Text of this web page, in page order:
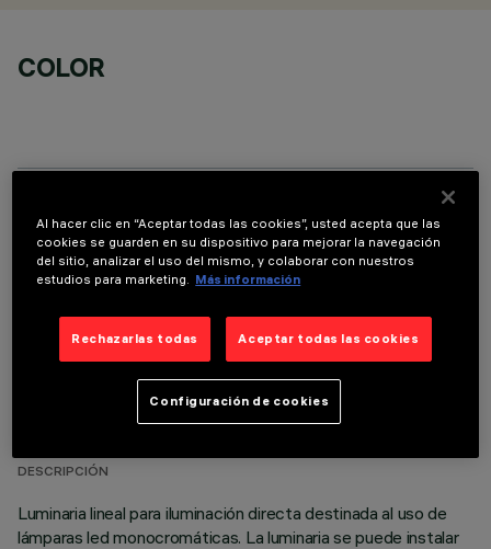
COLOR
COMPONENTES OPCIONALES
DATOS TÉCNICOS
DESCRIPCIÓN
Luminaria lineal para iluminación directa destinada al uso de
lámparas led monocromáticas. La luminaria se puede instalar
Al hacer clic en “Aceptar todas las cookies”, usted acepta que las
cookies se guarden en su dispositivo para mejorar la navegación
del sitio, analizar el uso del mismo, y colaborar con nuestros
estudios para marketing. Más información
Rechazarlas todas Aceptar todas las cookies
Configuración de cookies